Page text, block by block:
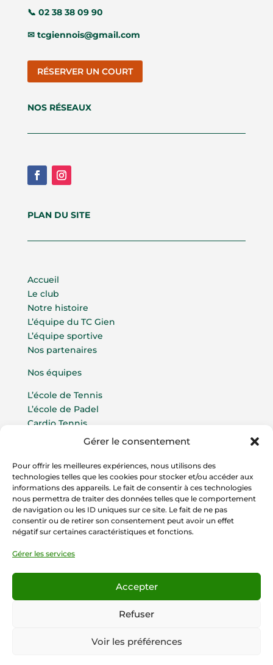
Gérer le consentement
Pour offrir les meilleures expériences, nous utilisons des
technologies telles que les cookies pour stocker et/ou accéder aux
informations des appareils. Le fait de consentir à ces technologies
nous permettra de traiter des données telles que le comportement
de navigation ou les ID uniques sur ce site. Le fait de ne pas
consentir ou de retirer son consentement peut avoir un effet
négatif sur certaines caractéristiques et fonctions.
Gérer les services
Accepter
Refuser
Voir les préférences
📞 02 38 38 09 90
✉ tcgiennois@gmail.com
RÉSERVER UN COURT
NOS RÉSEAUX
PLAN DU SITE
Accueil
Le club
Notre histoire
L’équipe du TC Gien
L’équipe sportive
Nos partenaires
Nos équipes
L’école de Tennis
L’école de Padel
Cardio Tennis
Compétitions par équipes
Compétitions Padel
La vie du Club
Contact
Mentions légales et conditions générales
– ©2025 – tous droits réservés – TC